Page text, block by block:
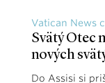
Vatican News
Svätý Otec
nových
Do Assisi si